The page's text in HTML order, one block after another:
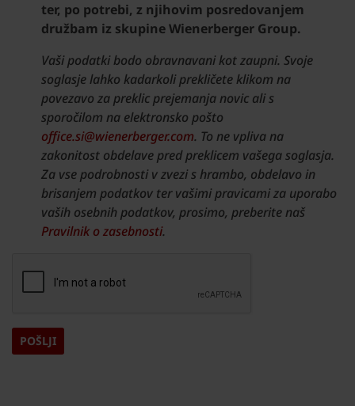
ter, po potrebi, z njihovim posredovanjem
družbam iz skupine Wienerberger Group.
Vaši podatki bodo obravnavani kot zaupni. Svoje
soglasje lahko kadarkoli prekličete klikom na
povezavo za preklic prejemanja novic ali s
sporočilom na elektronsko pošto
office.si@wienerberger.com. To ne vpliva na
zakonitost obdelave pred preklicem vašega soglasja.
Za vse podrobnosti v zvezi s hrambo, obdelavo in
brisanjem podatkov ter vašimi pravicami za uporabo
vaših osebnih podatkov, prosimo, preberite naš
Pravilnik o zasebnosti.